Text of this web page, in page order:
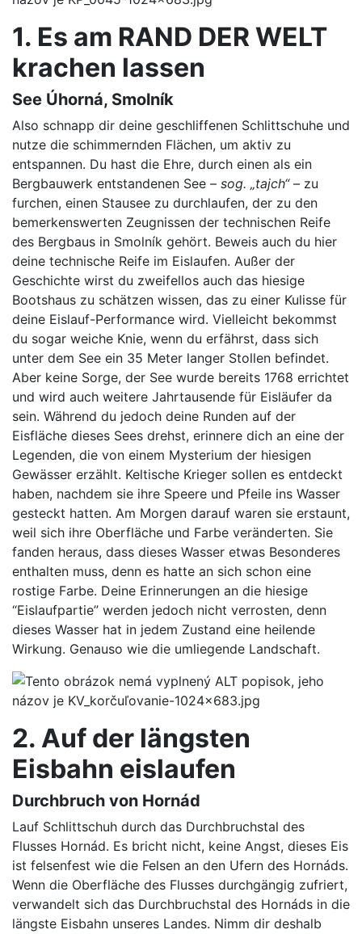
1. Es am RAND DER WELT
krachen lassen
See Úhorná, Smolník
Also schnapp dir deine geschliffenen Schlittschuhe und
nutze die schimmernden Flächen, um aktiv zu
entspannen. Du hast die Ehre, durch einen als ein
Bergbauwerk entstandenen See – sog. „tajch“– zu
furchen, einen Stausee zu durchlaufen, der zu den
bemerkenswerten Zeugnissen der technischen Reife
des Bergbaus in Smolník gehört. Beweis auch du hier
deine technische Reife im Eislaufen. Außer der
Geschichte wirst du zweifellos auch das hiesige
Bootshaus zu schätzen wissen, das zu einer Kulisse für
deine Eislauf-Performance wird. Vielleicht bekommst
du sogar weiche Knie, wenn du erfährst, dass sich
unter dem See ein 35 Meter langer Stollen befindet.
Aber keine Sorge, der See wurde bereits 1768 errichtet
und wird auch weitere Jahrtausende für Eisläufer da
sein. Während du jedoch deine Runden auf der
Eisfläche dieses Sees drehst, erinnere dich an eine der
Legenden, die von einem Mysterium der hiesigen
Gewässer erzählt. Keltische Krieger sollen es entdeckt
haben, nachdem sie ihre Speere und Pfeile ins Wasser
gesteckt hatten. Am Morgen darauf waren sie erstaunt,
weil sich ihre Oberfläche und Farbe veränderten. Sie
fanden heraus, dass dieses Wasser etwas Besonderes
enthalten muss, denn es hatte an sich schon eine
rostige Farbe. Deine Erinnerungen an die hiesige
“Eislaufpartie” werden jedoch nicht verrosten, denn
dieses Wasser hat in jedem Zustand eine heilende
Wirkung. Genauso wie die umliegende Landschaft.
2. Auf der längsten
Eisbahn eislaufen
Durchbruch von Hornád
Lauf Schlittschuh durch das Durchbruchstal des
Flusses Hornád. Es bricht nicht, keine Angst, dieses Eis
ist felsenfest wie die Felsen an den Ufern des Hornáds.
Wenn die Oberfläche des Flusses durchgängig zufriert,
verwandelt sich das Durchbruchstal des Hornáds in die
längste Eisbahn unseres Landes. Nimm dir deshalb